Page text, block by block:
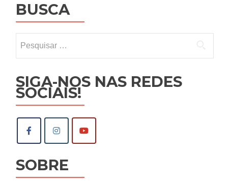
BUSCA
por:
SIGA-NOS NAS REDES
SOCIAIS!
SOBRE